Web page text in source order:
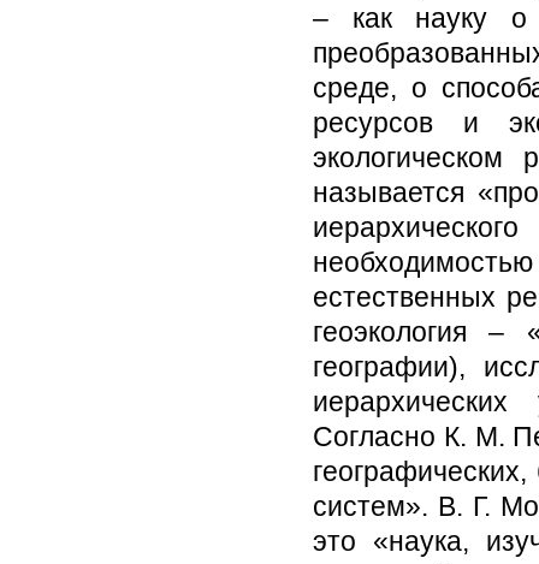
– как науку о
среде, о
ресурсов и
экологическом
называется
естественных
геоэкология –
географии),
Согласно К. М.
систем». В. Г.
это «наука,